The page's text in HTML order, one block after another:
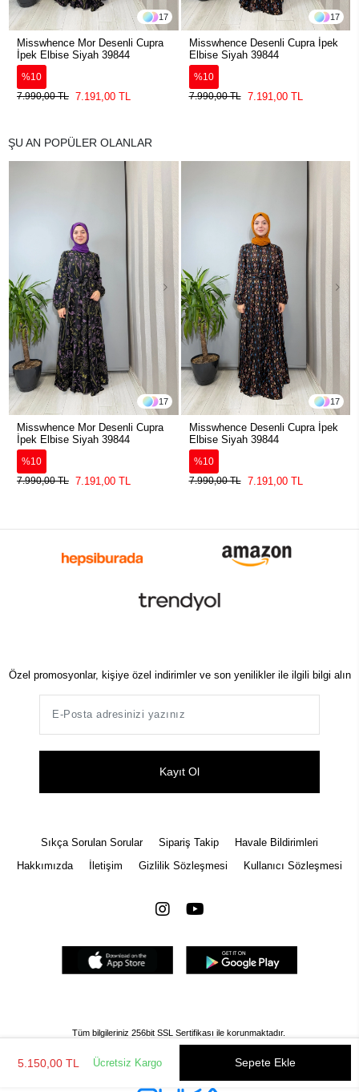
5.150,00 TL Ücretsiz Kargo Sepete Ekle
17
Misswhence Mor Desenli Cupra
İpek Elbise Siyah 39844
%10
7.990,00 TL 7.191,00 TL
17
Misswhence Desenli Cupra İpek
Elbise Siyah 39844
%10
7.990,00 TL
7.191,00 TL
ŞU AN POPÜLER OLANLAR
17
Misswhence Mor Desenli Cupra
İpek Elbise Siyah 39844
%10
7.990,00 TL 7.191,00 TL
17
Misswhence Desenli Cupra İpek
Elbise Siyah 39844
%10
7.990,00 TL
7.191,00 TL
Özel promosyonlar, kişiye özel indirimler ve son yenilikler ile ilgili bilgi alın
Kayıt Ol
Sıkça Sorulan Sorular Sipariş Takip
Havale Bildirimleri
Hakkımızda
İletişim Gizlilik Sözleşmesi Kullanıcı Sözleşmesi
Tüm bilgileriniz 256bit SSL Sertifikası ile korunmaktadır.
Tüm Hakları Saklıdır
Gizlilik Politikası İptal ve İade Şartları